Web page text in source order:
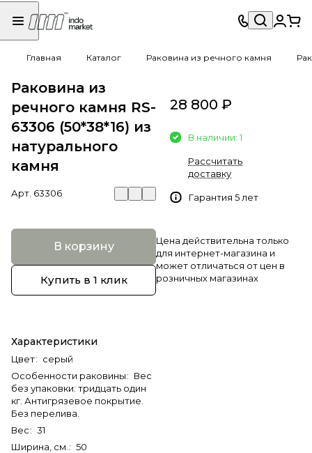
Главная Каталог Раковина из речного камня
Раковина из
речного камня RS-
63306 (50*38*16) из
натурального
камня
Арт. 63306
В корзину
Купить в 1 клик
Характеристики
Цвет: серый
Особенности раковины: Вес
без упаковки: тридцать один
кг. Антигрязевое покрытие.
Без перелива.
Вес: 31
Ширина, см. : 50
28 800 ₽
В наличии: 1
Рассчитать
доставку
Гарантия 5 лет
Цена действительна только
для интернет-магазина и
может отличаться от цен в
розничных магазинах